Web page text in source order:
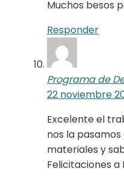
Muchos besos
Responder
Programa de
22 noviembre
Excelente el
nos la
materiales y
Felicitaciones